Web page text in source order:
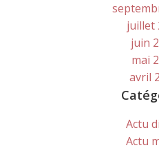
juillet
juin
mai
avril
Actu
Actu